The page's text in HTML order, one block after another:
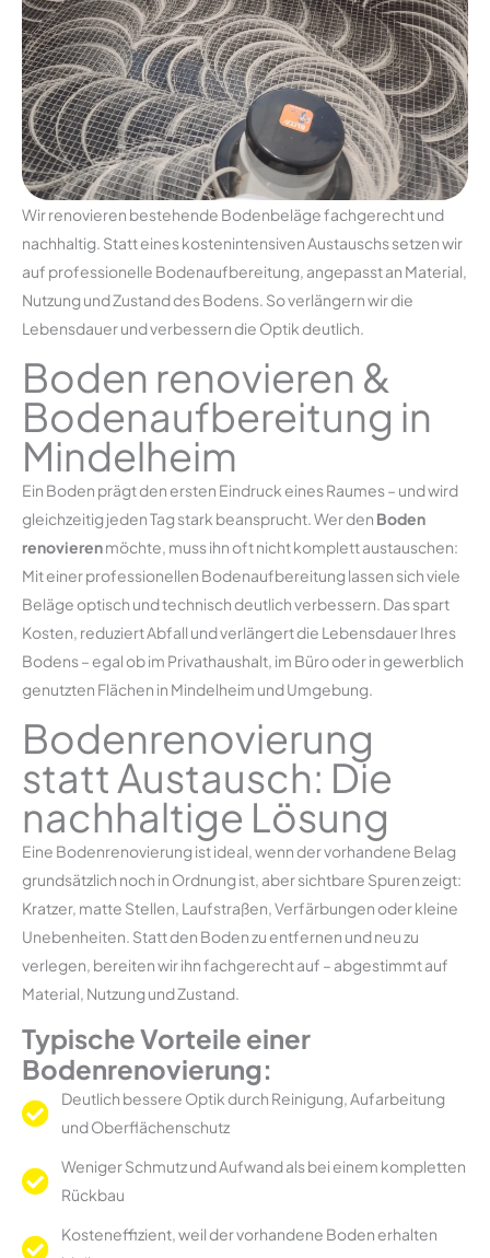
Wir renovieren bestehende Bodenbeläge fachgerecht und
nachhaltig. Statt eines kostenintensiven Austauschs setzen wir
auf professionelle Bodenaufbereitung, angepasst an Material,
Nutzung und Zustand des Bodens. So verlängern wir die
Lebensdauer und verbessern die Optik deutlich.
Boden renovieren &
Bodenaufbereitung in
Mindelheim
Ein Boden prägt den ersten Eindruck eines Raumes – und wird
gleichzeitig jeden Tag stark beansprucht. Wer den Boden
renovierenmöchte, muss ihn oft nicht komplett austauschen:
Mit einer professionellen Bodenaufbereitung lassen sich viele
Beläge optisch und technisch deutlich verbessern. Das spart
Kosten, reduziert Abfall und verlängert die Lebensdauer Ihres
Bodens – egal ob im Privathaushalt, im Büro oder in gewerblich
genutzten Flächen in Mindelheim und Umgebung.
Bodenrenovierung
statt Austausch: Die
nachhaltige Lösung
Eine Bodenrenovierung ist ideal, wenn der vorhandene Belag
grundsätzlich noch in Ordnung ist, aber sichtbare Spuren zeigt:
Kratzer, matte Stellen, Laufstraßen, Verfärbungen oder kleine
Unebenheiten. Statt den Boden zu entfernen und neu zu
verlegen, bereiten wir ihn fachgerecht auf – abgestimmt auf
Material, Nutzung und Zustand.
Typische Vorteile einer
Bodenrenovierung:
Deutlich bessere Optik durch Reinigung, Aufarbeitung
und Oberflächenschutz
Weniger Schmutz und Aufwand als bei einem kompletten
Rückbau
Kosteneffizient, weil der vorhandene Boden erhalten